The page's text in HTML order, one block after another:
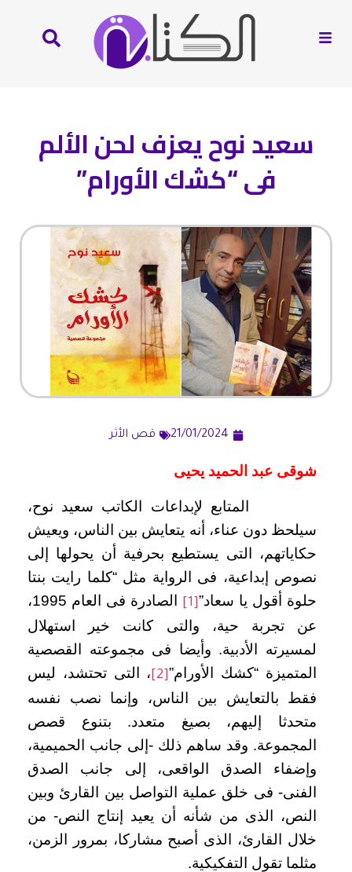
سعيد نوح يعزف لحن الألم
فى “كشك الأورام”
21/01/2024 قص الأثر
شوقى عبد الحميد يحيى
المتابع لإبداعات الكاتب سعيد نوح،
سيلحظ دون عناء، أنه يتعايش بين الناس، ويعيش
حكاياتهم، التى يستطيع بحرفية أن يحولها إلى
نصوص إبداعية، فى الرواية مثل “كلما رايت بنتا
حلوة أقول يا سعاد”
الصادرة فى العام 1995،
عن تجربة حية، والتى كانت خير استهلال
لمسيرته الأدبية. وأيضا فى مجموعته القصصية
المتميزة “كشك الأورام”
، التى تحتشد، ليس
فقط بالتعايش بين الناس، وإنما نصب نفسه
متحدثا إليهم، بصيغ متعدد. بتنوع قصص
المجموعة. وقد ساهم ذلك -إلى جانب الحميمية،
وإضفاء الصدق الواقعى، إلى جانب الصدق
الفنى- فى خلق عملية التواصل بين القارئ وبين
النص، الذى من شأنه أن يعيد إنتاج النص- من
خلال القارئ، الذى أصبح مشاركا، بمرور الزمن،
مثلما تقول التفكيكية.